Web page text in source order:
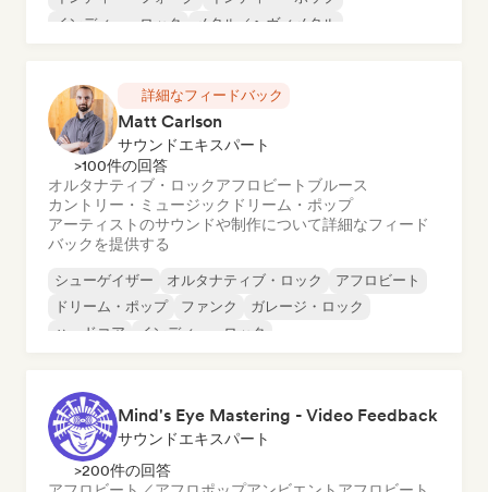
インディー・ロック
メタル／ヘヴィメタル
詳細なフィードバック
Matt Carlson
サウンドエキスパート
>100件の回答
オルタナティブ・ロックアフロビート ブルース
カントリー・ミュージック ドリーム・ポップ
アーティストのサウンドや制作について詳細なフィード
バックを提供する
シューゲイザー オルタナティブ・ロック
アフロビート
ドリーム・ポップ
ファンク
ガレージ・ロック
ハードコア
インディー・ロック
Mind's Eye Mastering - Video Feedback
サウンドエキスパート
>200件の回答